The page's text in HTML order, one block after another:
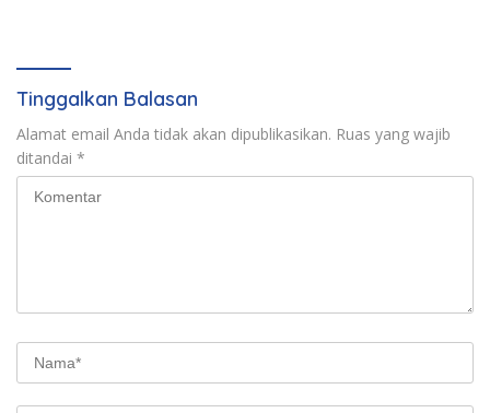
Tinggalkan Balasan
Alamat email Anda tidak akan dipublikasikan. Ruas yang wajib
ditandai *